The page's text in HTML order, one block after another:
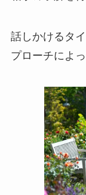
話しかけるタ
プローチによ